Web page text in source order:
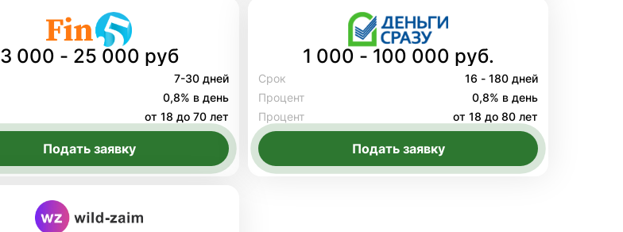
3 000 - 25 000 руб
7-30 дней
0,8% в день
от 18 до 70 лет
Подать заявку
1 000 - 100 000 руб.
Срок
16 - 180 дней
Процент
0,8% в день
Процент
от 18 до 80 лет
Подать заявку